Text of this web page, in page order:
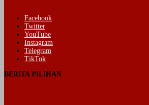
Facebook
Twitter
YouTube
Instagram
Telegram
TikTok
BERITA PILIHAN